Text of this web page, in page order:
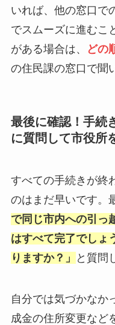
いれば、他の窓口で
でスムーズに進むこ
がある場合は、
どの
の住民課の窓口で聞
最後に確認！手続
に質問して市役所
すべての手続きが終
のはまだ早いです。
で同じ市内への引っ
はすべて完了でしょ
りますか？」
と質問
自分では気づかなか
成金の住所変更など